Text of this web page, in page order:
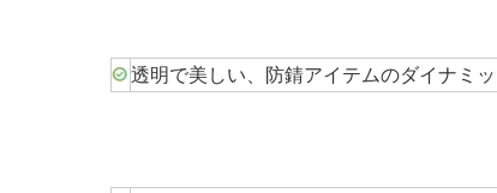
透明で美しい、防錆アイテムのダイナミ